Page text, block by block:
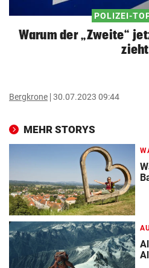
POLIZEI-
Warum der „Zweite“
zieht
Bergkrone 30.07.2023 09:44
MEHR STORYS